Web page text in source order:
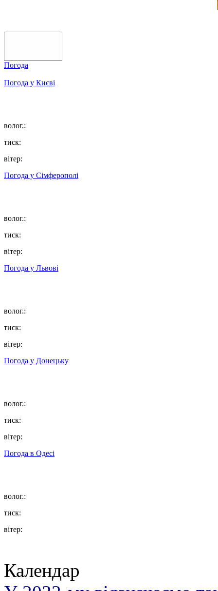
Погода
Погода у Києві
волог.:
тиск:
вітер:
Погода у Сімферополі
волог.:
тиск:
вітер:
Погода у Львові
волог.:
тиск:
вітер:
Погода у Донецьку
волог.:
тиск:
вітер:
Погода в Одесі
волог.:
тиск:
вітер:
Календар